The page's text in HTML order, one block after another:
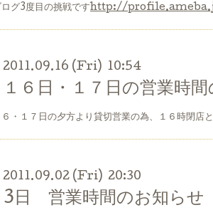
ログ3度目の挑戦ですhttp://
2011.09.16 (Fri) 10:54
１６日・１７日の営業時
６・１７日の夕方より貸切営業の為、１６時閉店
2011.09.02 (Fri) 20:30
3日 営業時間のお知らせ